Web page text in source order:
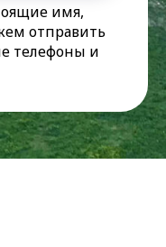
имя,
отправить
телефоны и